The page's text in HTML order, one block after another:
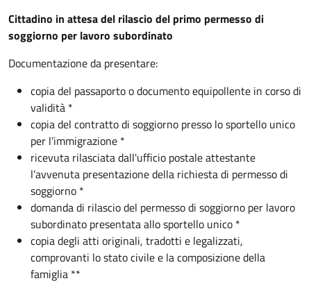
Cittadino in attesa del rilascio del primo permesso di
soggiorno per lavoro subordinato
Documentazione da presentare:
copia del passaporto o documento equipollente in corso di
validità *
copia del contratto di soggiorno presso lo sportello unico
per l’immigrazione *
ricevuta rilasciata dall'ufficio postale attestante
l’avvenuta presentazione della richiesta di permesso di
soggiorno *
domanda di rilascio del permesso di soggiorno per lavoro
subordinato presentata allo sportello unico *
copia degli atti originali, tradotti e legalizzati,
comprovanti lo stato civile e la composizione della
famiglia **